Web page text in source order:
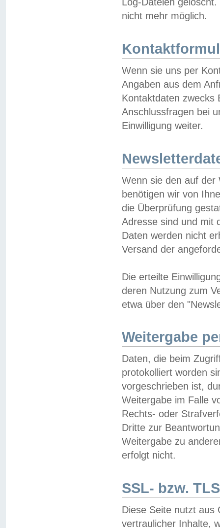
nicht mehr möglich.
Wenn sie uns per
Angaben aus dem
Kontaktdaten zwecks
Anschlussfragen bei
Einwilligung weiter.
Wenn sie den auf der
benötigen wir von
die Überprüfung
Adresse sind und mit
Daten werden nicht
Versand der
Die erteilte
deren Nutzung zum
etwa über den
Weitergabe
Daten, die beim
protokolliert worden
vorgeschrieben ist,
Weitergabe im Falle
Rechts- oder
Dritte zur
Weitergabe zu
erfolgt nicht.
SSL- bzw.
Diese Seite nutzt aus
vertraulicher Inhalte,